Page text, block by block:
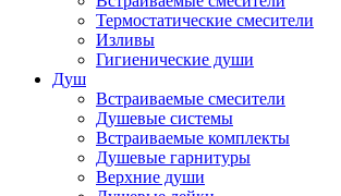
Термостатические смесители
Изливы
Гигиенические души
Душ
Встраиваемые смесители
Душевые системы
Встраиваемые комплекты
Душевые гарнитуры
Верхние души